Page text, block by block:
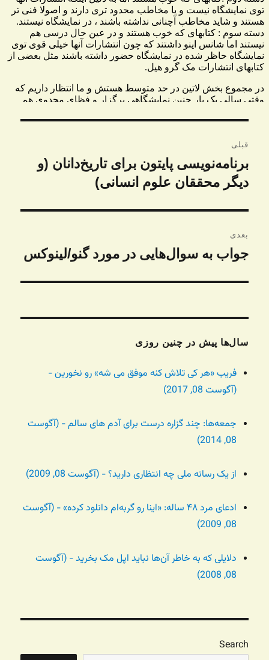
نوشته
قبلی
نوشته
قبلی:
برنامه‌نویسی پایتون برای تاریخ‌دانان (و
دیگر محققان علوم انسانی)
بعدی
نوشته
جواب به سوال‌هایی در مورد گنو/لینوکس
سال‌ها پیش در چنین روزی
فریب «هر کی تلاش کنه موفق می شه» رو نخورین -
(آگوست 08, 2017)
جمعه‌ها: چند گزاره درست برای آدم های سالم - (آگوست
08, 2014)
از یک رسانه ملی چه انتظاری دارید؟ - (آگوست 08, 2009)
ادعای مرد ۴۸ ساله: «اینا رو گربه‌ام دانلود کرده» - (آگوست
08, 2009)
دلایلی که به خاطر آن‌ها نباید اپل مک بخرید - (آگوست
08, 2008)
Search